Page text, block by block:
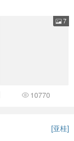
7
10770
[亚桂]